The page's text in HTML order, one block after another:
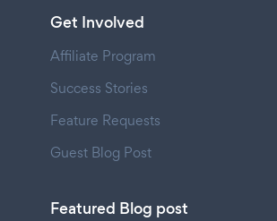
Get Involved
Affiliate Program
Success Stories
Feature Requests
Guest Blog Post
Featured Blog post